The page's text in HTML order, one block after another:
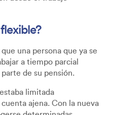
una persona que ya se
a tiempo parcial
de su pensión.
limitada
ajena. Con la nueva